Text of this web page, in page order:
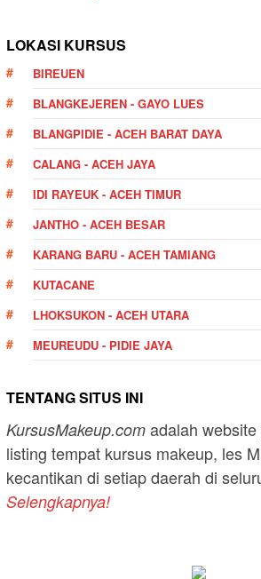
LOKASI KURSUS
BIREUEN
BLANGKEJEREN - GAYO LUES
BLANGPIDIE - ACEH BARAT DAYA
CALANG - ACEH JAYA
IDI RAYEUK - ACEH TIMUR
JANTHO - ACEH BESAR
KARANG BARU - ACEH TAMIANG
KUTACANE
LHOKSUKON - ACEH UTARA
MEUREUDU - PIDIE JAYA
TENTANG SITUS INI
KursusMakeup.com adalah
listing tempat kursus makeup, les
kecantikan di setiap daerah di
Selengkapnya!